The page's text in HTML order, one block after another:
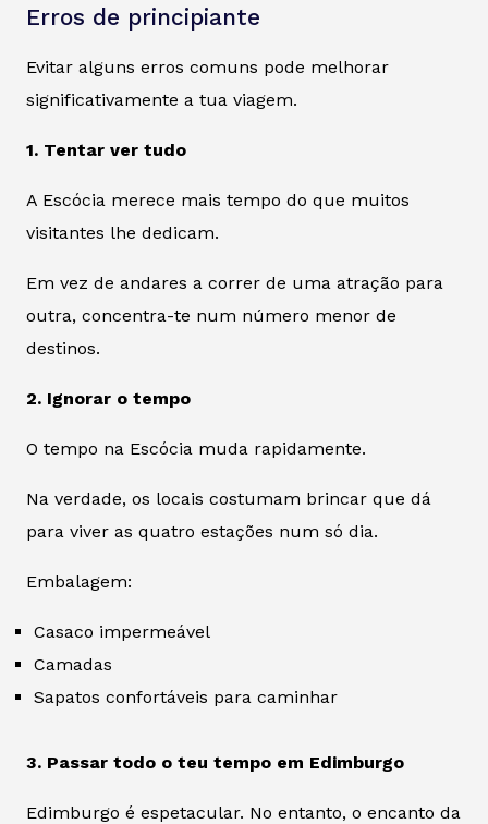
Erros de principiante
Evitar alguns erros comuns pode melhorar
significativamente a tua viagem.
1. Tentar ver tudo
A Escócia merece mais tempo do que muitos
visitantes lhe dedicam.
Em vez de andares a correr de uma atração para
outra, concentra-te num número menor de
destinos.
2. Ignorar o tempo
O tempo na Escócia muda rapidamente.
Na verdade, os locais costumam brincar que dá
para viver as quatro estações num só dia.
Embalagem:
Casaco impermeável
Camadas
Sapatos confortáveis para caminhar
3. Passar todo o teu tempo em Edimburgo
Edimburgo é espetacular. No entanto, o encanto da